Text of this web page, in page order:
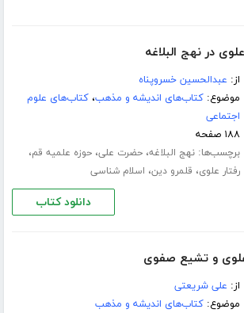
در نهج البلاغه
از: عبدالحسین خسروپناه
موضوع:کتاب‌های اندیشه و مذهب،کتاب‌های علوم
اجتماعی
۱۸۸ صفحه
برچسب‌ها:نهج البلاغه،حضرت علی،حوزه علمیه قم،
رفتار علوی، قلمرو دین، اسلام شناسی
دانلود کتاب
و تشیع صفوی
از: علی شریعتی
موضوع:کتاب‌های اندیشه و مذهب